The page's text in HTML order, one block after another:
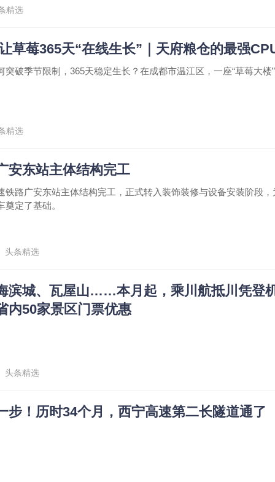
精选
草莓365天“在线生长”｜天府粮仓的最强
突破季节限制，365天稳定生长？在成都市温江区，一座“草莓大楼
精选
安东站主体结构完工
铁路广安东站主体结构完工，正式转入装饰装修与设备安装阶段，
定了基础。
头条精选
滨城、瓦屋山……本月起，乘川航抵川凭登
内50家景区门票优惠
头条精选
步！历时34个月，西宁高速第二长隧道通了